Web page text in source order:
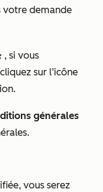
votre demande
, si vous
sur l’icône
générales
vous serez